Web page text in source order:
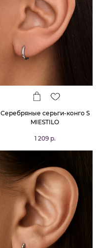
Серебряные серьги-конго S
MIESTILO
1 209 р.